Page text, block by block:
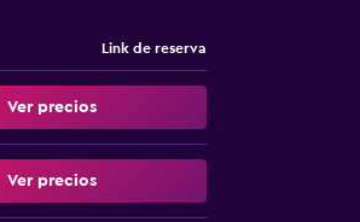
Link de reserva
Ver precios
Ver precios